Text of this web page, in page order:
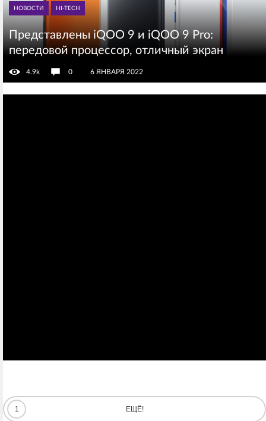
НОВОСТИ HI-TECH
Представлены iQOO 9 и iQOO 9 Pro:
передовой процессор, отличный экран
4.9k 0 6 ЯНВАРЯ 2022
1 ЕЩЁ!